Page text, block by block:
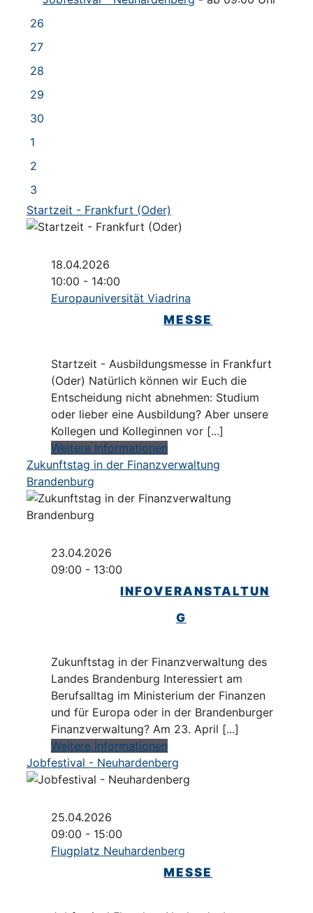
26
27
28
29
30
1
2
3
Startzeit - Frankfurt (Oder)
18.04.2026
10:00 - 14:00
Europauniversität Viadrina
MESSE
Startzeit - Ausbildungsmesse in Frankfurt
(Oder) Natürlich können wir Euch die
Entscheidung nicht abnehmen: Studium
oder lieber eine Ausbildung? Aber unsere
Kollegen und Kolleginnen vor [...]
Weitere Informationen
Zukunftstag in der Finanzverwaltung
Brandenburg
23.04.2026
09:00 - 13:00
INFOVERANSTALTUN
G
Zukunftstag in der Finanzverwaltung des
Landes Brandenburg Interessiert am
Berufsalltag im Ministerium der Finanzen
und für Europa oder in der Brandenburger
Finanzverwaltung? Am 23. April [...]
Weitere Informationen
Jobfestival - Neuhardenberg
25.04.2026
09:00 - 15:00
Flugplatz Neuhardenberg
MESSE